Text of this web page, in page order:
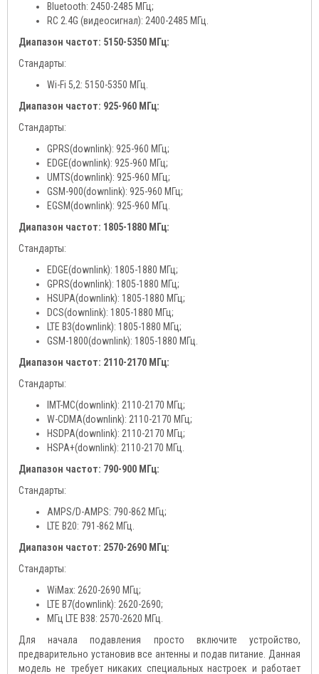
Bluetooth: 2450-2485 МГц;
RC 2.4G (видеосигнал): 2400-2485 МГц.
Диапазон частот: 5150-5350 МГц:
Стандарты:
Wi-Fi 5,2: 5150-5350 МГц.
Диапазон частот: 925-960 МГц:
Стандарты:
GPRS(downlink): 925-960 МГц;
EDGE(downlink): 925-960 МГц;
UMTS(downlink): 925-960 МГц;
GSM-900(downlink): 925-960 МГц;
EGSM(downlink): 925-960 МГц.
Диапазон частот: 1805-1880 МГц:
Стандарты:
EDGE(downlink): 1805-1880 МГц;
GPRS(downlink): 1805-1880 МГц;
HSUPA(downlink): 1805-1880 МГц;
DCS(downlink): 1805-1880 МГц;
LTE B3(downlink): 1805-1880 МГц;
GSM-1800(downlink): 1805-1880 МГц.
Диапазон частот: 2110-2170 МГц:
Стандарты:
IMT-MC(downlink): 2110-2170 МГц;
W-CDMA(downlink): 2110-2170 МГц;
HSDPA(downlink): 2110-2170 МГц;
HSPA+(downlink): 2110-2170 МГц.
Диапазон частот: 790-900 МГц:
Стандарты:
AMPS/D-AMPS: 790-862 МГц;
LTE B20: 791-862 МГц.
Диапазон частот: 2570-2690 МГц:
Стандарты:
WiMax: 2620-2690 МГц;
LTE B7(downlink): 2620-2690;
МГц LTE B38: 2570-2620 МГц.
Для начала подавления просто включите устройство,
предварительно установив все антенны и подав питание. Данная
модель не требует никаких специальных настроек и работает